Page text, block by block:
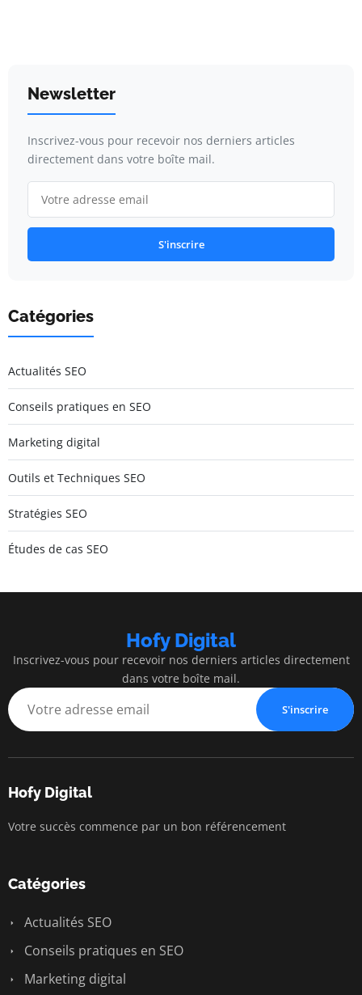
Newsletter
Inscrivez-vous pour recevoir nos derniers articles
directement dans votre boîte mail.
S'inscrire
Catégories
Actualités SEO
Conseils pratiques en SEO
Marketing digital
Outils et Techniques SEO
Stratégies SEO
Études de cas SEO
Hofy Digital
Inscrivez-vous pour recevoir nos derniers articles directement
dans votre boîte mail.
S'inscrire
Hofy Digital
Votre succès commence par un bon référencement
Catégories
Actualités SEO
Conseils pratiques en SEO
Marketing digital